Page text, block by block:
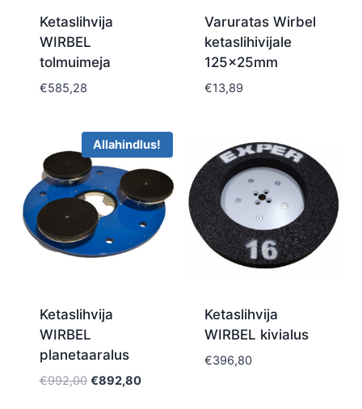
Ketaslihvija
WIRBEL
tolmuimeja
€585,28
Varuratas Wirbel
ketaslihivijale
125x25mm
€13,89
Allahindlus!
Ketaslihvija
WIRBEL
planetaaralus
€992,00 Algne
€892,80Current
Ketaslihvija
WIRBEL kivialus
€396,80